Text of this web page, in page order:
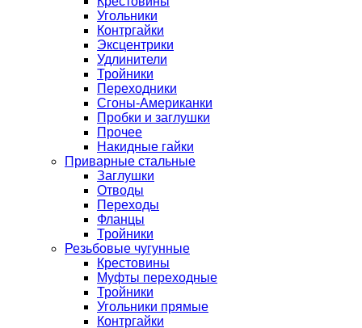
Угольники
Контргайки
Эксцентрики
Удлинители
Тройники
Переходники
Сгоны-Американки
Пробки и заглушки
Прочее
Накидные гайки
Приварные стальные
Заглушки
Отводы
Переходы
Фланцы
Тройники
Резьбовые чугунные
Крестовины
Муфты переходные
Тройники
Угольники прямые
Контргайки